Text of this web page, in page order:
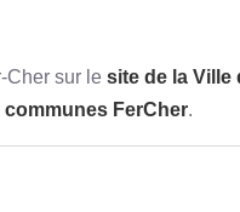
Cher sur lesite de la Ville
FerCher.